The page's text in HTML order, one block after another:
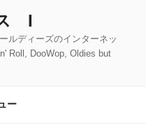
I
ルディーズのインターネッ
Roll, DooWop, Oldies but
ー